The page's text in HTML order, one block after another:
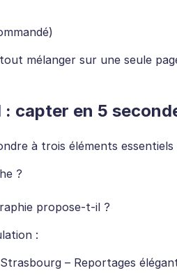
mélanger sur une seule
: capter en 5
à trois éléments essentiels
?
propose-t-il ?
:
– Reportages